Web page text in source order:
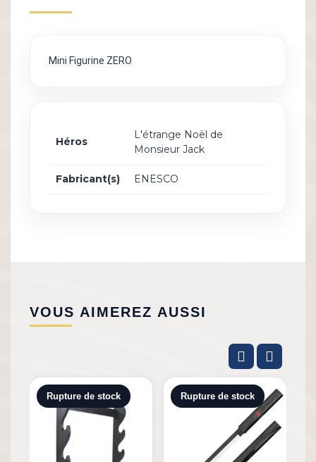
Mini Figurine ZERO
Héros
L'étrange Noël de
Monsieur Jack
Fabricant(s) ENESCO
VOUS AIMEREZ AUSSI
Rupture de stock Rupture de stock